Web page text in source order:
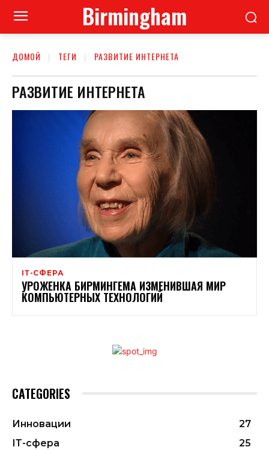
Birmingham
ДОМОЙ ТЕГИ РАЗВИТИЕ ИНТЕРНЕТА
РАЗВИТИЕ ИНТЕРНЕТА
ІТ-СФЕРА
УРОЖЕНКА БИРМИНГЕМА ИЗМЕНИВШАЯ МИР
КОМПЬЮТЕРНЫХ ТЕХНОЛОГИЙ
CATEGORIES
Инновации
27
ІТ-сфера
25